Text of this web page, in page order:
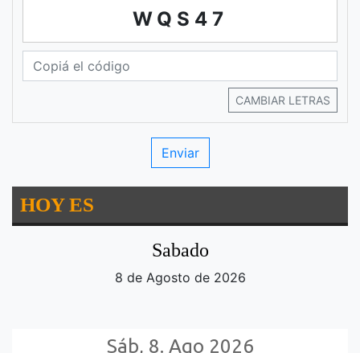
WQS47
CAMBIAR LETRAS
HOY ES
Sabado
8 de Agosto de 2026